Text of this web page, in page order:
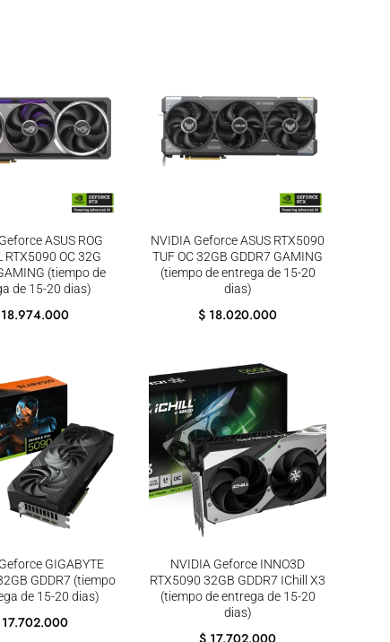
ASUS ROG
RTX5090 OC 32G
(tiempo de
de 15-20 dias)
NVIDIA Geforce ASUS RTX5090
TUF OC 32GB GDDR7 GAMING
(tiempo de entrega de 15-20
dias)
$ 18.020.000
GIGABYTE
GDDR7 (tiempo
de 15-20 dias)
NVIDIA Geforce INNO3D
RTX5090 32GB GDDR7 IChill X3
(tiempo de entrega de 15-20
dias)